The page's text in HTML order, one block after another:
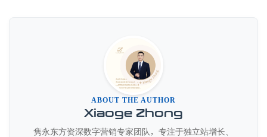
ABOUT THE AUTHOR
Xiaoge Zhong
隽永东方资深数字营销专家团队，专注于独立站增长、